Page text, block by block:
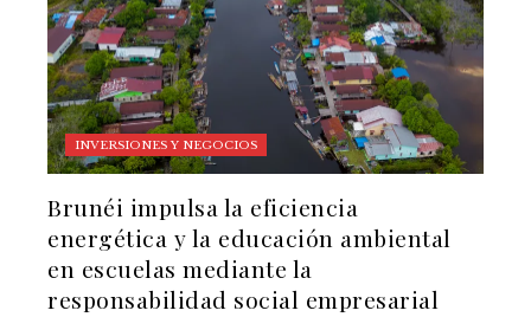
INVERSIONES Y NEGOCIOS
Brunéi impulsa la eficiencia
energética y la educación ambiental
en escuelas mediante la
responsabilidad social empresarial